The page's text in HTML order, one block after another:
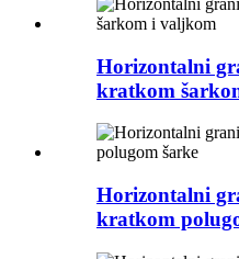
Horizontalni
kratkom
Horizontalni
kratkom